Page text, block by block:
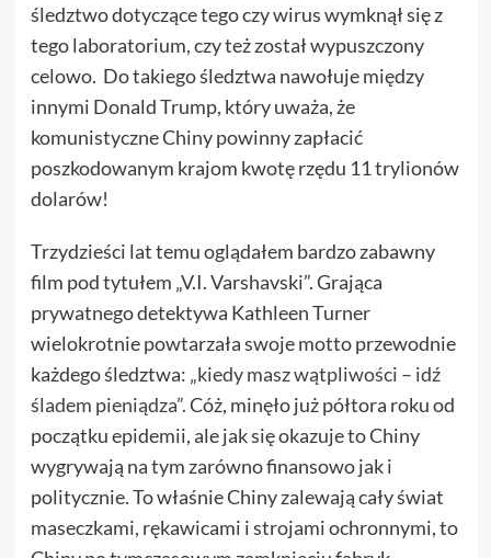
śledztwo dotyczące tego czy wirus wymknął się z
tego laboratorium, czy też został wypuszczony
celowo. Do takiego śledztwa nawołuje między
innymi Donald Trump, który uważa, że
komunistyczne Chiny powinny zapłacić
poszkodowanym krajom kwotę rzędu 11 trylionów
dolarów!
Trzydzieści lat temu oglądałem bardzo zabawny
film pod tytułem „V.I. Varshavski”. Grająca
prywatnego detektywa Kathleen Turner
wielokrotnie powtarzała swoje motto przewodnie
każdego śledztwa: „kiedy masz wątpliwości – idź
śladem pieniądza”.Cóż, minęło już półtora roku od
początku epidemii, ale jak się okazuje to Chiny
wygrywają na tym zarówno finansowo jak i
politycznie. To właśnie Chiny zalewają cały świat
maseczkami, rękawicami i strojami ochronnymi, to